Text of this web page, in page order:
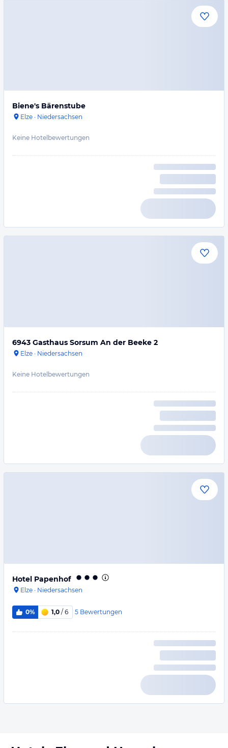
Biene's Bärenstube
Elze · Niedersachsen
Keine Hotelbewertungen
6943 Gasthaus Sorsum An der Beeke 2
Elze · Niedersachsen
Keine Hotelbewertungen
Hotel Papenhof
Elze · Niedersachsen
0% 1,0 / 6 5 Bewertungen